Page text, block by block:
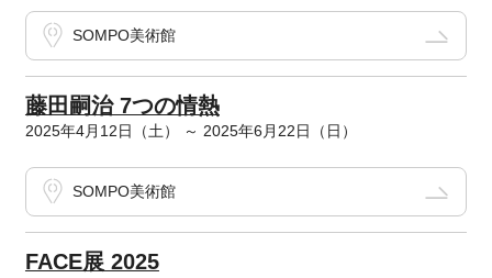
SOMPO美術館
藤田嗣治 7つの情熱
2025年4月12日（土） ～ 2025年6月22日（日）
SOMPO美術館
FACE展 2025